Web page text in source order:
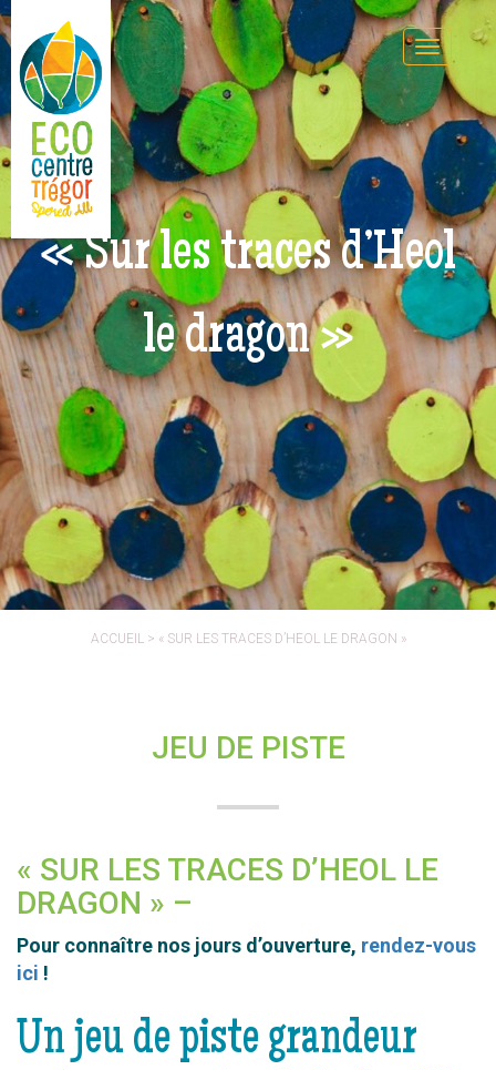
« Sur les traces d’Heol
le dragon »
ACCUEIL> « SUR LES TRACES D’HEOL LE DRAGON »
JEU DE PISTE
« SUR LES TRACES D’HEOL LE
DRAGON » –
Pour connaître nos jours d’ouverture, rendez-vous
ici !
Un jeu de piste grandeur